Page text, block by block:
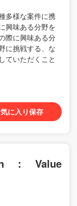
多様な案件に携
興味ある分野を
際に興味ある分
に挑戦する、な
ていただくこと
に入り保存
：Value